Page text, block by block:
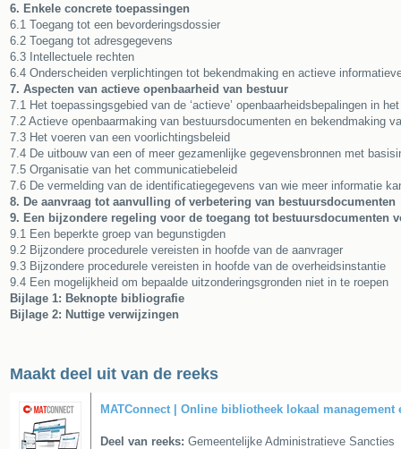
6. Enkele concrete toepassingen
6.1 Toegang tot een bevorderingsdossier
6.2 Toegang tot adresgegevens
6.3 Intellectuele rechten
6.4 Onderscheiden verplichtingen tot bekendmaking en actieve
7. Aspecten van actieve openbaarheid van bestuur
7.1 Het toepassingsgebied van de ‘actieve’ openbaarheidsbepalingen in
7.2 Actieve openbaarmaking van bestuursdocumenten en bekendmaking
7.3 Het voeren van een voorlichtingsbeleid
7.4 De uitbouw van een of meer gezamenlijke gegevensbronnen met
7.5 Organisatie van het communicatiebeleid
7.6 De vermelding van de identificatiegegevens van wie meer informatie
8. De aanvraag tot aanvulling of verbetering van bestuursdocumenten
9. Een bijzondere regeling voor de toegang tot bestuursdocumenten
9.1 Een beperkte groep van begunstigden
9.2 Bijzondere procedurele vereisten in hoofde van de aanvrager
9.3 Bijzondere procedurele vereisten in hoofde van de overheidsinstantie
9.4 Een mogelijkheid om bepaalde uitzonderingsgronden niet in te roepen
Bijlage 1: Beknopte bibliografie
Bijlage 2: Nuttige verwijzingen
Maakt deel uit van de reeks
MATConnect | Online bibliotheek lokaal management
Deel van reeks: Gemeentelijke Administratieve Sancties